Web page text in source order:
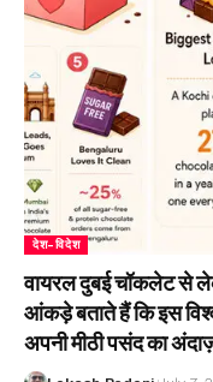
देश-विदेश
वायरल दुबई चॉकलेट से
आंकड़े बताते हैं कि इस
अपनी मीठी पसंद का